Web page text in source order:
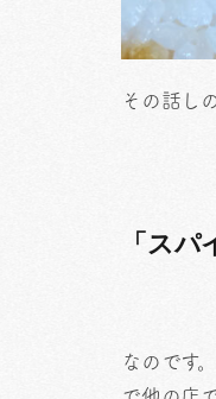
その話し
「スパ
なのです